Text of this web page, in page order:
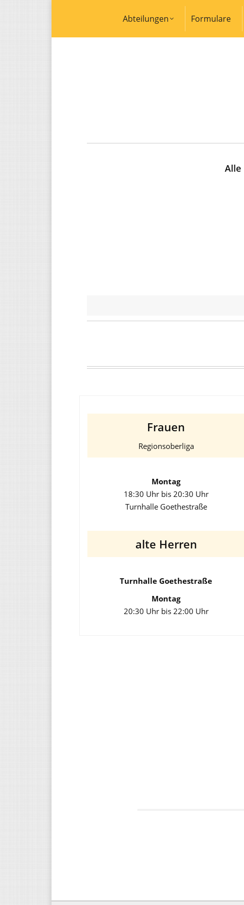
Abteilungen Formulare
Alle
Frauen
Regionsoberliga
Montag
18:30 Uhr bis 20:30 Uhr
Turnhalle Goethestraße
alte Herren
Turnhalle Goethestraße
Montag
20:30 Uhr bis 22:00 Uhr